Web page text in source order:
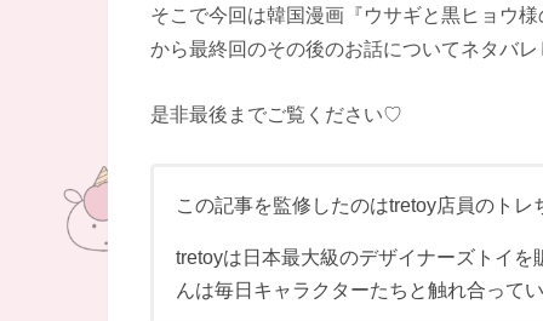
そこで今回は韓国漫画『ウサギと黒ヒョウ
から最終回のその後のお話についてネタバ
是非最後までご覧ください♡
この記事を監修したのはtretoy店員のトレ
tretoyは日本最大級のデザイナーズトイ
んは毎日キャラクターたちと触れ合って